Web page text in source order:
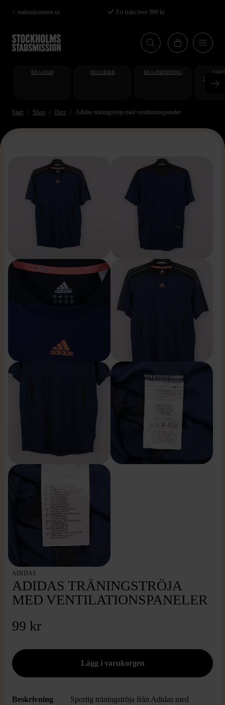
Hoppa
till
huvudinnehåll
< stadsmissionen.se Fri frakt över 990 kr
REA DAM REA HERR REA INREDNING
Start Shop Herr Adidas träningströja med ventilationspaneler
ADIDAS
ADIDAS TRÄNINGSTRÖJA
MED VENTILATIONSPANELER
99 kr
Beskrivning
Sportig träningströja från Adidas med